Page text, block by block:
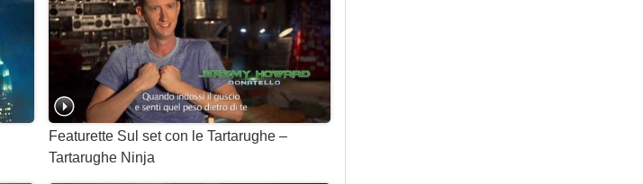
Featurette Sul set con le Tartarughe –
Tartarughe Ninja